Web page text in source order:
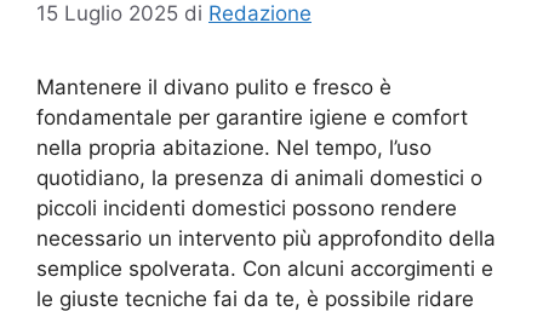
15 Luglio 2025 di Redazione
Mantenere il divano pulito e fresco è
fondamentale per garantire igiene e comfort
nella propria abitazione. Nel tempo, l’uso
quotidiano, la presenza di animali domestici o
piccoli incidenti domestici possono rendere
necessario un intervento più approfondito della
semplice spolverata. Con alcuni accorgimenti e
le giuste tecniche fai da te, è possibile ridare